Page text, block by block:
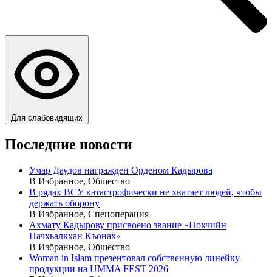
Для слабовидящих
Последние новости
Умар Даудов награжден Орденом Кадырова
В Избранное, Общество
В рядах ВСУ катастрофически не хватает людей, чтобы
держать оборону
В Избранное, Спецоперация
Ахмату Кадырову присвоено звание «Нохчийн
Пачхьалкхан Къонах»
В Избранное, Общество
Woman in Islam презентовал собственную линейку
продукции на UMMA FEST 2026